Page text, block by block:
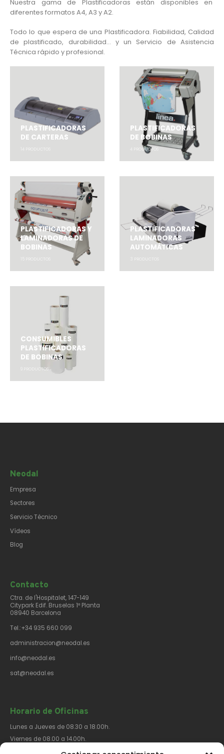
Nuestra gama de Plastificadoras están disponibles en
diferentes formatos A4, A3 y A2.
Todo lo que espera de una Plastificadora. Fiabilidad, Calidad
de plastificado, durabilidad… y un Servicio de Asistencia
Técnica rápido y profesional.
PLASTIFICADORAS
DE CARTERAS
PLASTIFICADORAS
DE BOBINAS
PRODUCTOS
PLASTIFICADORAS Y
LAMINADORAS DE
BOBINAS
PLASTIFICADORAS
LAMINADORAS
AUTOMÁTICAS
CONSUMIBLES
PLASTIFICADORAS
DE BOBINAS
PRODUCTOS
Neodal
Empresa
Sectores
Servicio Técnico
Vídeos
Blog
Contacto​
Ctra. de l'Hospitalet, 147-149
Citypark Edif. Bruselas 1ª Planta
08940 Barcelona
Tel.:+34 935 660 099
administracion@neodal.es
info@neodal.es
sat@neodal.es
Horario de Oficinas
Lunes a Jueves de 08.30 a 18.00h.
Viernes de 08.00 a 14.00h.